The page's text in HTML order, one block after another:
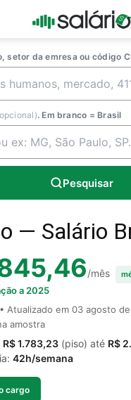
setor da emresa ou código
. Em branco = Brasil
Pesquisar
— Salário
/mês
a 2025
Atualizado em 03 agosto
amostra
R$ 1.783,23 (piso) até R$
42h/semana
cargo